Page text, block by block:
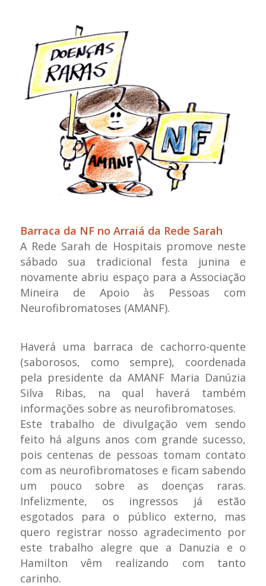
Barraca da NF no Arraiá da Rede Sarah
A Rede Sarah de Hospitais promove neste
sábado sua tradicional festa junina e
novamente abriu espaço para a Associação
Mineira de Apoio às Pessoas com
Neurofibromatoses (AMANF).
Haverá uma barraca de cachorro-quente
(saborosos, como sempre), coordenada
pela presidente da AMANF Maria Danúzia
Silva Ribas, na qual haverá também
informações sobre as neurofibromatoses.
Este trabalho de divulgação vem sendo
feito há alguns anos com grande sucesso,
pois centenas de pessoas tomam contato
com as neurofibromatoses e ficam sabendo
um pouco sobre as doenças raras.
Infelizmente, os ingressos já estão
esgotados para o público externo, mas
quero registrar nosso agradecimento por
este trabalho alegre que a Danuzia e o
Hamilton vêm realizando com tanto
carinho.